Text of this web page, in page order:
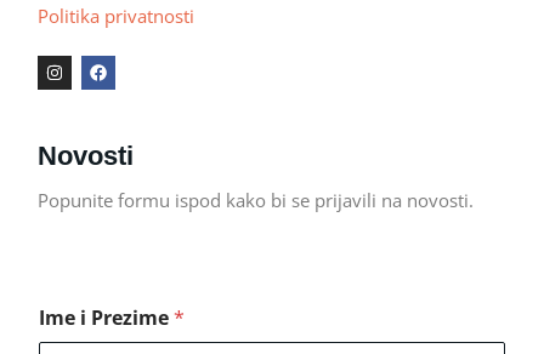
Politika privatnosti
I
n
s
g
r
m
F
a
c
o
o
Novosti
Popunite formu ispod kako bi se prijavili na novosti.
Ime i Prezime*